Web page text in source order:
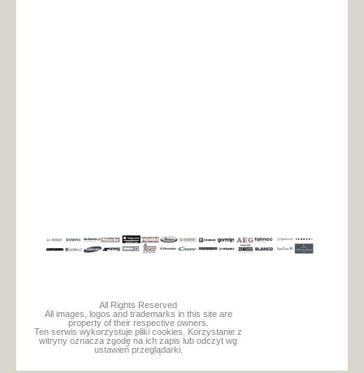
All Rights Reserved
All images, logos and trademarks in this site are
property of their respective owners.
Ten serwis wykorzystuje pliki cookies. Korzystanie z
witryny oznacza zgodę na ich zapis lub odczyt wg
ustawień przeglądarki.